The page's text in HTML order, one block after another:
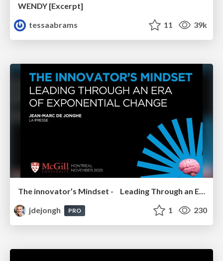
WENDY [Excerpt]
tessaabrams
11 39k
The innovator’s Mindset - Leading Through an Era of Exponential Change - McGill University 2025
jdejongh
PRO 1 230